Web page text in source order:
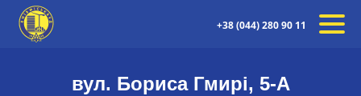
+38 (044) 280 90 11
вул. Бориса Гмирі, 5-А